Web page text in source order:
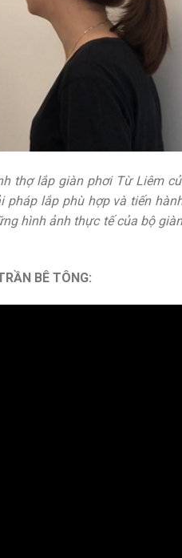
thợ lắp giàn phơi Từ Liêm
lắp phù hợp và tiến
hình ảnh thực tế của bộ
BÊ TÔNG: